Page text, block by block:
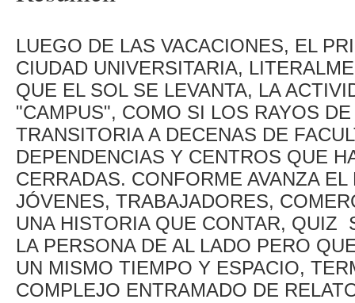
LUEGO DE LAS VACACIONES, EL
CIUDAD UNIVERSITARIA,
QUE EL SOL SE LEVANTA, LA
"CAMPUS", COMO SI LOS RAYOS
TRANSITORIA A DECENAS DE
DEPENDENCIAS Y CENTROS QUE
CERRADAS. CONFORME AVANZA
JÓVENES, TRABAJADORES,
UNA HISTORIA QUE CONTAR, QUIZ
LA PERSONA DE AL LADO PERO
UN MISMO TIEMPO Y ESPACIO,
COMPLEJO ENTRAMADO DE